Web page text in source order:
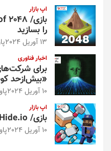
اپ بازار
را بسازید
13 آوریل 2024
اخبار فناوری
برای
«بیش‌از‌حد
10 آوریل 2024
اپ بازار
بازی/ Hide.io؛ از چشم بقیه پنهان شوید
10 آوریل 2024